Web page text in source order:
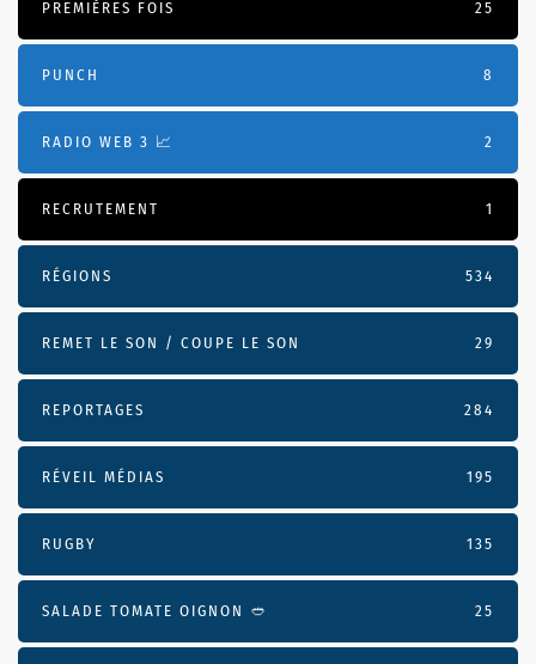
PREMIÈRES FOIS 25
PUNCH 8
RADIO WEB 3 📈 2
RECRUTEMENT 1
RÉGIONS 534
REMET LE SON / COUPE LE SON 29
REPORTAGES 284
RÉVEIL MÉDIAS 195
RUGBY 135
SALADE TOMATE OIGNON 🥙 25